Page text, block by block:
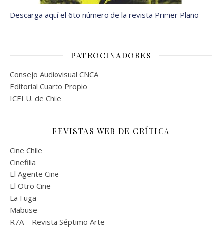
Descarga aquí el 6to número de la revista Primer Plano
PATROCINADORES
Consejo Audiovisual CNCA
Editorial Cuarto Propio
ICEI U. de Chile
REVISTAS WEB DE CRÍTICA
Cine Chile
Cinefilia
El Agente Cine
El Otro Cine
La Fuga
Mabuse
R7A – Revista Séptimo Arte